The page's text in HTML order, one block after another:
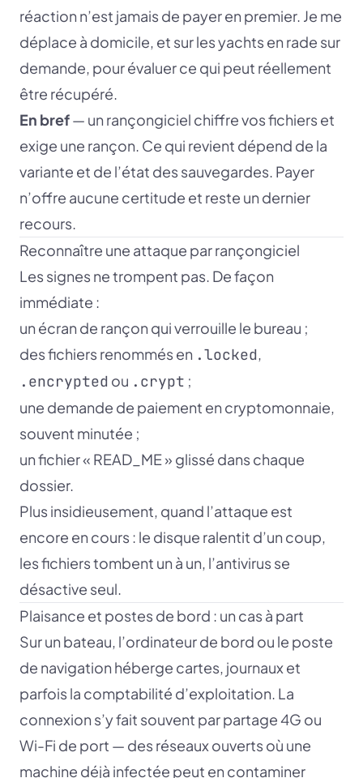
réaction n’est jamais de payer en premier. Je me
déplace à domicile, et sur les yachts en rade sur
demande, pour évaluer ce qui peut réellement
être récupéré.
En bref— un rançongiciel chiffre vos fichiers et
exige une rançon. Ce qui revient dépend de la
variante et de l’état des sauvegardes. Payer
n’offre aucune certitude et reste un dernier
recours.
Reconnaître une attaque par rançongiciel
Les signes ne trompent pas. De façon
immédiate :
un écran de rançon qui verrouille le bureau ;
des fichiers renommés en .locked,
.encrypted ou .crypt ;
une demande de paiement en cryptomonnaie,
souvent minutée ;
un fichier « READ_ME » glissé dans chaque
dossier.
Plus insidieusement, quand l’attaque est
encore en cours : le disque ralentit d’un coup,
les fichiers tombent un à un, l’antivirus se
désactive seul.
Plaisance et postes de bord : un cas à part
Sur un bateau, l’ordinateur de bord ou le poste
de navigation héberge cartes, journaux et
parfois la comptabilité d’exploitation. La
connexion s’y fait souvent par partage 4G ou
Wi-Fi de port — des réseaux ouverts où une
machine déjà infectée peut en contaminer